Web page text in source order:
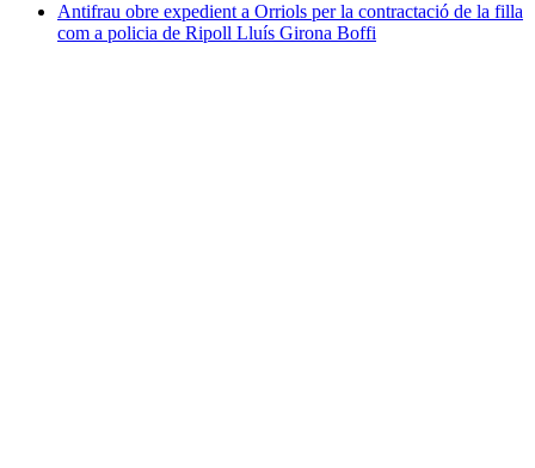
Antifrau obre expedient a Orriols per la contractació de la filla
com a policia de Ripoll Lluís Girona Boffi